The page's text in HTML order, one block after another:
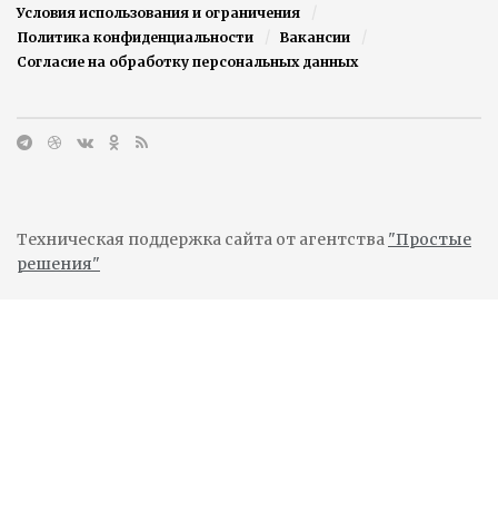
Условия использования и ограничения
Политика конфиденциальности
Вакансии
Согласие на обработку персональных данных
Техническая поддержка сайта от агентства "Простые
решения"